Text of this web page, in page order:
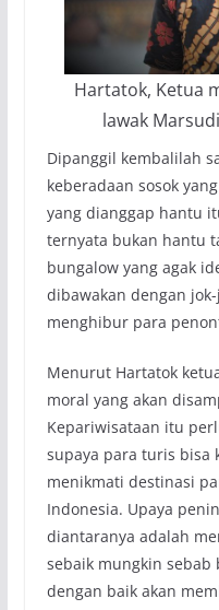
Hartatok, Ketua
lawak
Dipanggil kembalilah
keberadaan sosok
yang dianggap hantu
ternyata bukan hantu
bungalow yang agak
dibawakan dengan
menghibur para
Menurut Hartatok
moral yang akan
Kepariwisataan itu
supaya para turis bisa
menikmati destinasi
Indonesia. Upaya
diantaranya adalah
sebaik mungkin
dengan baik akan